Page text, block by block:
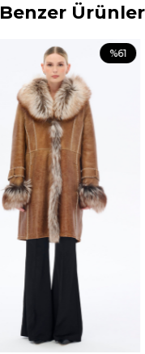
Benzer Ürünler
%61